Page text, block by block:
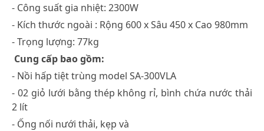
- Công suất gia nhiệt: 2300W
- Kích thước ngoài : Rộng 600 x Sâu 450 x Cao 980mm
- Trọng lượng: 77kg
Cung cấp bao gồm:
- Nồi hấp tiệt trùng model SA-300VLA
- 02 giỏ lưới bằng thép không rỉ, bình chứa nước thải
2 lít
- Ống nối nưới thải, kẹp và